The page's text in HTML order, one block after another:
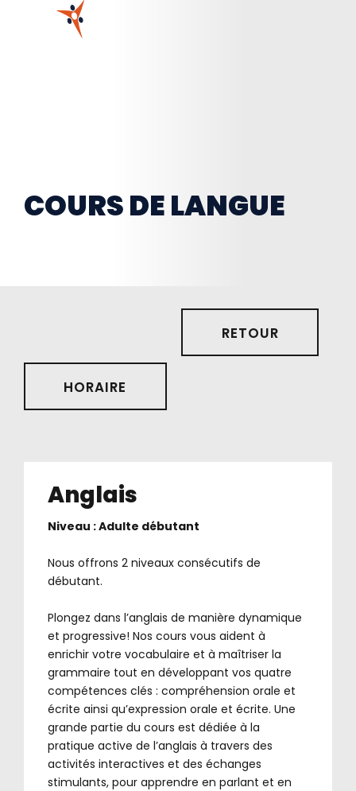
COURS DE LANGUE
RETOUR
HORAIRE
Anglais
Niveau : Adulte débutant
Nous offrons 2 niveaux consécutifs de
débutant.
Plongez dans l’anglais de manière dynamique
et progressive! Nos cours vous aident à
enrichir votre vocabulaire et à maîtriser la
grammaire tout en développant vos quatre
compétences clés : compréhension orale et
écrite ainsi qu’expression orale et écrite. Une
grande partie du cours est dédiée à la
pratique active de l’anglais à travers des
activités interactives et des échanges
stimulants, pour apprendre en parlant et en